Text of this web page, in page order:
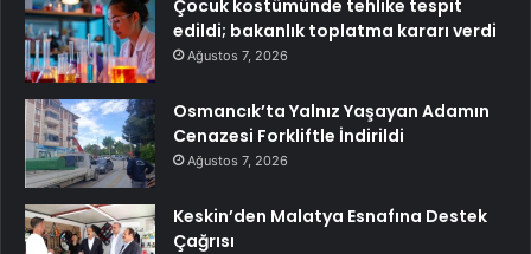
Çocuk kostümünde tehlike tespit
edildi; bakanlık toplatma kararı verdi
Ağustos 7, 2026
Osmancık’ta Yalnız Yaşayan Adamın
Cenazesi Forkliftle İndirildi
Ağustos 7, 2026
Keskin’den Malatya Esnafına Destek
Çağrısı